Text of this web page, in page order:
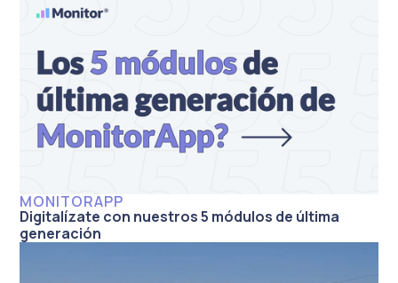
MONITORAPP
Digitalízate con nuestros 5 módulos de última
generación